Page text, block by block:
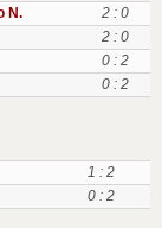
N.
2 : 0
2 : 0
0 : 2
0 : 2
1 : 2
0 : 2